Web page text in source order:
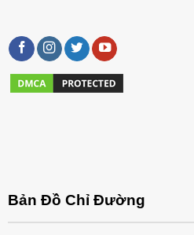
Bản Đồ Chỉ Đường